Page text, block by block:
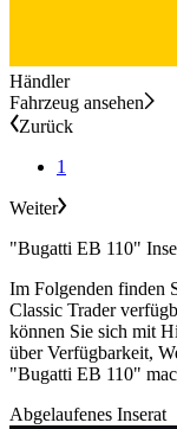
Händler
Fahrzeug ansehen
Zurück
1
Weiter
"Bugatti EB 110"
Im Folgenden finden
Classic Trader
können Sie sich mit
über Verfügbarkeit,
"Bugatti EB 110"
Abgelaufenes Inserat